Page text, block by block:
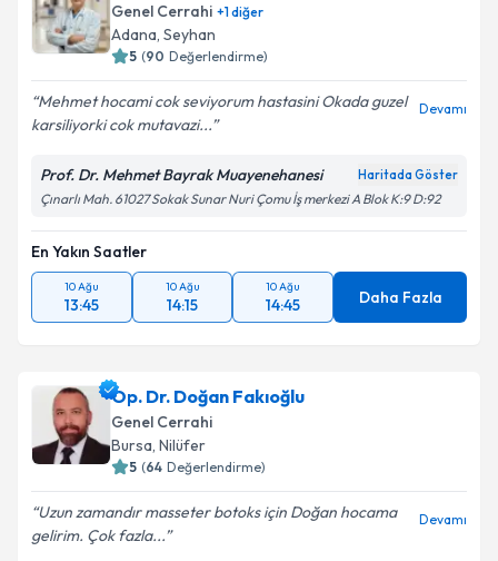
Genel Cerrahi +1diğer
Adana, Seyhan
5 (90 Değerlendirme)
Mehmet hocami cok seviyorum hastasini Okada guzel
karsiliyorki cok mutavazi...
Devamı
Prof. Dr. Mehmet Bayrak Muayenehanesi Haritada Göster
Çınarlı Mah. 61027 Sokak Sunar Nuri Çomu İş merkezi A Blok K:9 D:92
En Yakın Saatler
10 Ağu
13:45
10 Ağu
14:15
10 Ağu
14:45 Daha Fazla
Op. Dr. Doğan Fakıoğlu
Genel Cerrahi
Bursa, Nilüfer
5 (64 Değerlendirme)
Uzun zamandır masseter botoks için Doğan hocama
gelirim. Çok fazla...
Devamı